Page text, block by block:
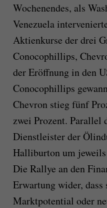
Wochenendes, als
Venezuela
Aktienkurse der drei
Conocophillips,
der Eröffnung in den
Conocophillips
Chevron stieg fünf
zwei Prozent. Parallel
Dienstleister der
Halliburton um
Die Rallye an den
Erwartung wider, dass
Marktpotential oder